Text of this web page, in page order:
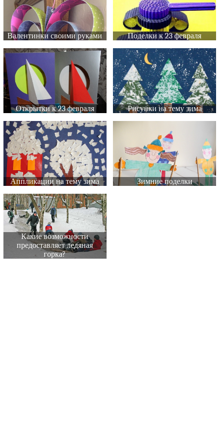
Валентинки своими руками Поделки к 23 февраля
Открытки к 23 февраля Рисунки на тему зима
Аппликации на тему зима Зимние поделки
Какие возможности
предоставляет ледяная
горка?